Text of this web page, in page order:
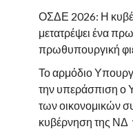
ΟΣΔΕ 2026: Η
μετατρέψει ένα
πρωθυπουργική
Το αρμόδιο
την υπεράσπιση ο
των οικονομικών
κυβέρνηση της ΝΔ